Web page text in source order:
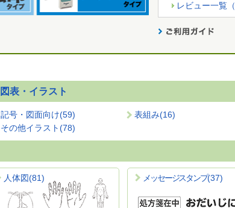
レビュー一覧（
図表・イラスト
記号・図面向け(59) 表組み(16)
その他イラスト(78)
人体図(81) メッセージスタンプ(37)